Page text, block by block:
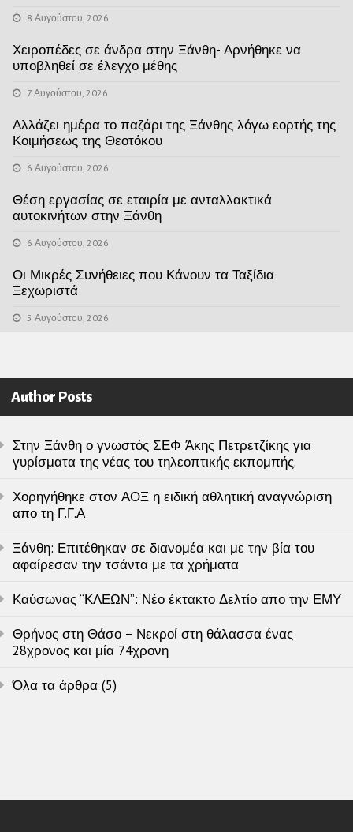
8 Αυγούστου, 2026
Χειροπέδες σε άνδρα στην Ξάνθη- Αρνήθηκε να
υποβληθεί σε έλεγχο μέθης
7 Αυγούστου, 2026
Αλλάζει ημέρα το παζάρι της Ξάνθης λόγω εορτής της
Κοιμήσεως της Θεοτόκου
6 Αυγούστου, 2026
Θέση εργασίας σε εταιρία με ανταλλακτικά
αυτοκινήτων στην Ξάνθη
6 Αυγούστου, 2026
Οι Μικρές Συνήθειες που Κάνουν τα Ταξίδια
Ξεχωριστά
5 Αυγούστου, 2026
Author Posts
Στην Ξάνθη ο γνωστός ΣΕΦ Άκης Πετρετζίκης για
γυρίσματα της νέας του τηλεοπτικής εκπομπής.
Χορηγήθηκε στον ΑΟΞ η ειδική αθλητική αναγνώριση
απο τη Γ.Γ.Α
Ξάνθη: Επιτέθηκαν σε διανομέα και με την βία του
αφαίρεσαν την τσάντα με τα χρήματα
Καύσωνας “ΚΛΕΩΝ”: Νέο έκτακτο Δελτίο απο την ΕΜΥ
Θρήνος στη Θάσο – Νεκροί στη θάλασσα ένας
28χρονος και μία 74χρονη
Όλα τα άρθρα (5)